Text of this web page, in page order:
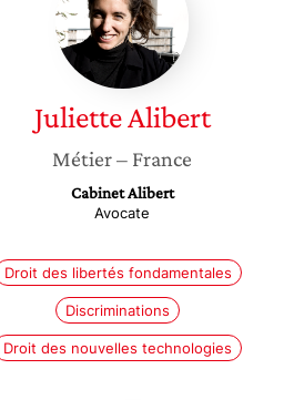
JulietteAlibert
Métier– France
Cabinet Alibert
Avocate
Droit des libertés fondamentales
Discriminations
Droit des nouvelles technologies